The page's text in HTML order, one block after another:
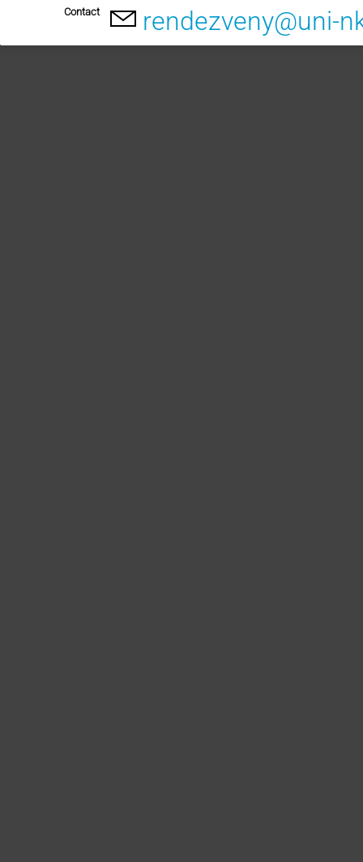
Contact rendezveny@uni-